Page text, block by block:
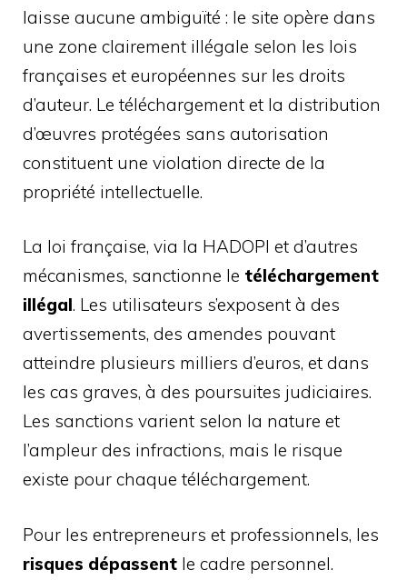
laisse aucune ambiguïté : le site opère dans
une zone clairement illégale selon les lois
françaises et européennes sur les droits
d’auteur. Le téléchargement et la distribution
d’œuvres protégées sans autorisation
constituent une violation directe de la
propriété intellectuelle.
La loi française, via la HADOPI et d’autres
mécanismes, sanctionne le téléchargement
illégal. Les utilisateurs s’exposent à des
avertissements, des amendes pouvant
atteindre plusieurs milliers d’euros, et dans
les cas graves, à des poursuites judiciaires.
Les sanctions varient selon la nature et
l’ampleur des infractions, mais le risque
existe pour chaque téléchargement.
Pour les entrepreneurs et professionnels, les
risques dépassent le cadre personnel.